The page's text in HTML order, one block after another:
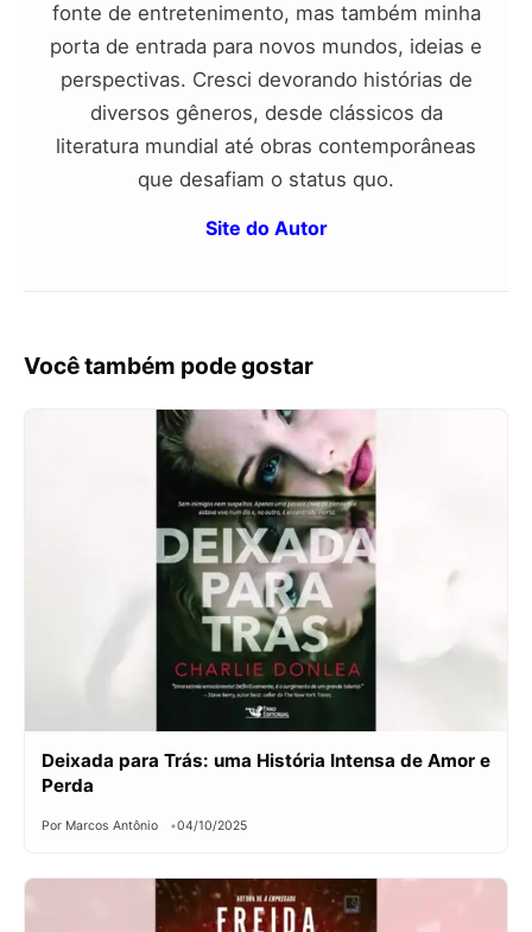
fonte de entretenimento, mas também minha
porta de entrada para novos mundos, ideias e
perspectivas. Cresci devorando histórias de
diversos gêneros, desde clássicos da
literatura mundial até obras contemporâneas
que desafiam o status quo.
Site do Autor
Você também pode gostar
Deixada para Trás: uma História Intensa de Amor e
Perda
Por Marcos Antônio 04/10/2025